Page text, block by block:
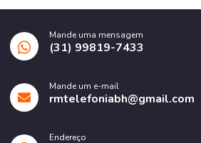
Mande uma mensagem
(31) 99819-7433
Mande um e-mail
rmtelefoniabh@gmail.com
Endereço